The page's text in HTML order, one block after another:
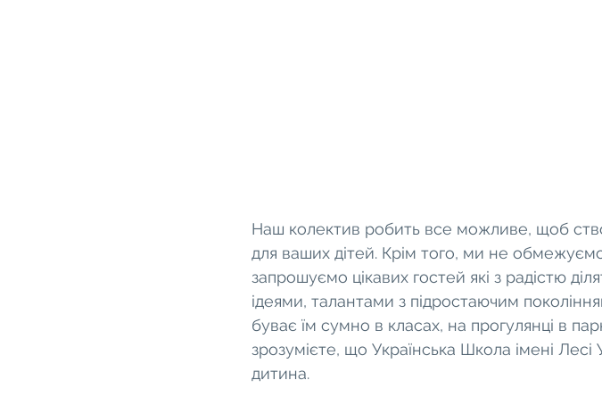
Наш колектив робить все можливе, щоб
для ваших дітей. Крім того, ми не
запрошуємо цікавих гостей які з радістю
ідеями, талантами з підростаючим
буває їм сумно в класах, на прогулянці в
зрозумієте, що Українська Школа імені
дитина.